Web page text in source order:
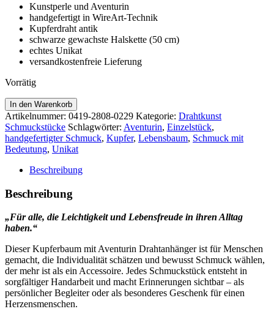
Kunstperle und Aventurin
handgefertigt in WireArt-Technik
Kupferdraht antik
schwarze gewachste Halskette (50 cm)
echtes Unikat
versandkostenfreie Lieferung
Vorrätig
Kupferbaum
mit
Aventurin
Drahtanhänger
Menge
In den Warenkorb
Artikelnummer: 0419-2808-0229 Kategorie: Drahtkunst
Schmuckstücke Schlagwörter: Aventurin, Einzelstück,
handgefertigter Schmuck, Kupfer, Lebensbaum, Schmuck mit
Bedeutung, Unikat
Beschreibung
Beschreibung
„Für alle, die Leichtigkeit und Lebensfreude in ihren Alltag
haben.“
Dieser Kupferbaum mit Aventurin Drahtanhänger ist für Menschen
gemacht, die Individualität schätzen und bewusst Schmuck wählen,
der mehr ist als ein Accessoire. Jedes Schmuckstück entsteht in
sorgfältiger Handarbeit und macht Erinnerungen sichtbar – als
persönlicher Begleiter oder als besonderes Geschenk für einen
Herzensmenschen.